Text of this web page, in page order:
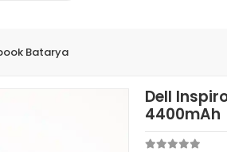
Batarya
Dell
4400mAh